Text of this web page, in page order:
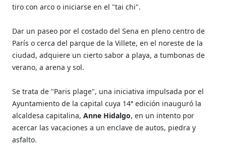
tiro con arco o iniciarse en el "tai chi".
Dar un paseo por el costado del Sena en pleno centro de
París o cerca del parque de la Villete, en el noreste de la
ciudad, adquiere un cierto sabor a playa, a tumbonas de
verano, a arena y sol.
Se trata de "Paris plage", una iniciativa impulsada por el
Ayuntamiento de la capital cuya 14ª edición inauguró la
alcaldesa capitalina,Anne Hidalgo, en un intento por
acercar las vacaciones a un enclave de autos, piedra y
asfalto.